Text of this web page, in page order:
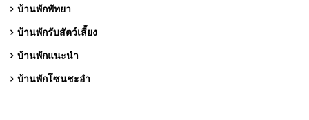
บ้านพักพัทยา
บ้านพักรับสัตว์เลี้ยง
บ้านพักแนะนำ
บ้านพักโซนชะอำ